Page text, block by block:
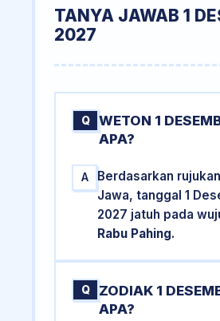
TANYA JAWAB 1
2027
Q
WETON 1
APA?
A
Berdasarkan
Jawa, tanggal 1
2027 jatuh pada
Rabu Pahing.
Q
ZODIAK 1
APA?